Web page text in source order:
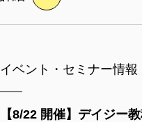
イベント・セミナー情報
【8/22 開催】デイジー